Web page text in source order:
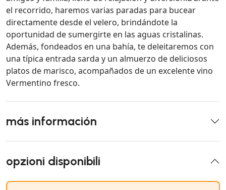
el recorrido, haremos varias paradas para bucear
directamente desde el velero, brindándote la
oportunidad de sumergirte en las aguas cristalinas.
Además, fondeados en una bahía, te deleitaremos con
una típica entrada sarda y un almuerzo de deliciosos
platos de marisco, acompañados de un excelente vino
Vermentino fresco.
más información
opzioni disponibili